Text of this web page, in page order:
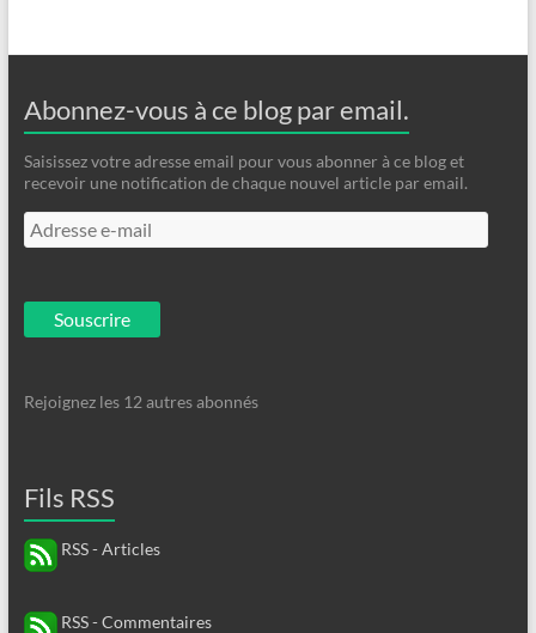
Abonnez-vous à ce blog par email.
Saisissez votre adresse email pour vous abonner à ce blog et
recevoir une notification de chaque nouvel article par email.
Adresse
e-
Souscrire
Rejoignez les 12 autres abonnés
Fils RSS
RSS - Articles
RSS - Commentaires